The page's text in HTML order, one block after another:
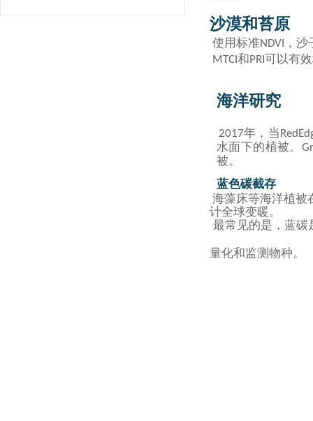
沙漠和苔原
使用标准NDVI ，
MTCI 和PRI 可以有
海洋研究
2017年，当
水面下的植被。
被。
蓝色碳截存
海藻床等海洋植被
计全球变暖。
最常见的是，蓝碳
量化和监测 物种。